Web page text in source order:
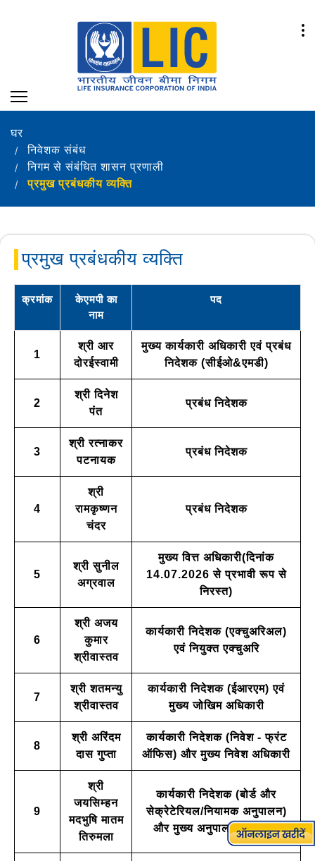
घर
निवेशक संबंध
निगम से संबंधित शासन प्रणाली
प्रमुख प्रबंधकीय व्यक्ति
प्रमुख प्रबंधकीय व्यक्ति
क्रमांक
केएमपी का
नाम
पद
1
श्री आर
दोरईस्वामी
मुख्य कार्यकारी अधिकारी एवं प्रबंध
निदेशक (सीईओ&एमडी)
2
श्री दिनेश
पंत
प्रबंध निदेशक
3
श्री रत्नाकर
पटनायक
प्रबंध निदेशक
4
श्री
रामकृष्णन
चंदर
प्रबंध निदेशक
5
श्री सुनील
अग्रवाल
मुख्य वित्त अधिकारी(दिनांक
14.07.2026 से प्रभावी रूप से
निरस्त)
6
श्री अजय
कुमार
श्रीवास्तव
कार्यकारी निदेशक (एक्चुअरिअल)
एवं नियुक्त एक्चुअरि
7
श्री शतमन्यु
श्रीवास्तव
कार्यकारी निदेशक (ईआरएम) एवं
मुख्य जोखिम अधिकारी
8
श्री अरिंदम
दास गुप्ता
कार्यकारी निदेशक (निवेश - फ्रंट
ऑफिस) और मुख्य निवेश अधिकारी
9
श्री
जयसिम्हन
मदभुषि मातम
तिरुमला
कार्यकारी निदेशक (बोर्ड और
सेक्रेटेरियल/नियामक अनुपालन)
और मुख्य अनुपालन अधिकारी